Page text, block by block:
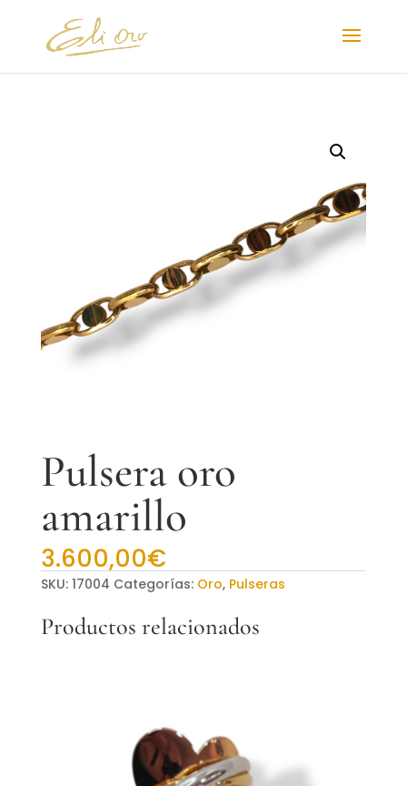
Pulsera oro
amarillo
3.600,00€
SKU: 17004 Categorías: Oro, Pulseras
Productos relacionados